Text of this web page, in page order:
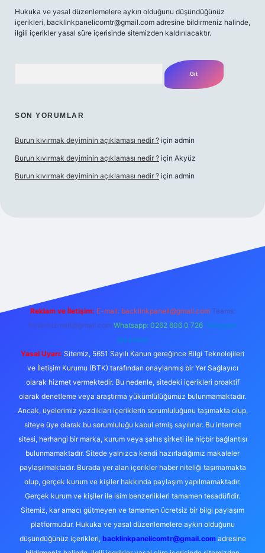
Hukuka ve yasal düzenlemelere aykırı olduğunu düşündüğünüz
içerikleri, backlinkpanelicomtr@gmail.com adresine bildirmeniz halinde,
ilgili içerikler yasal süre içerisinde sitemizden kaldırılacaktır.
SON YORUMLAR
Burun kıvırmak deyiminin açıklaması nedir ? için admin
Burun kıvırmak deyiminin açıklaması nedir ? için Akyüz
Burun kıvırmak deyiminin açıklaması nedir ? için admin
Reklam ve İletişim: E-mail: backlinkpaneli@gmail.com Teams:
forumhizmeti@gmail.com Whatsapp: 0262 606 0 726 Telegram:
@karabul
Yasal Uyarı: Sitemiz, 5651 Sayılı Kanun gereğince Bilgi Teknolojileri
ve İletişim Kurumu (BTK) tarafından onaylanmış bir Yer Sağlayıcı
olarak hizmet vermektedir. Bu nedenle, sitedeki içerikleri proaktif
olarak denetleme veya araştırma yükümlülüğümüz bulunmamaktadır.
Ancak, üyelerimiz yazdıkları içeriklerin sorumluluğunu taşımakta olup,
siteye üye olarak bu sorumluluğu kabul etmiş sayılırlar. Bu internet
sitesi, herhangi bir marka, kurum veya şahıs şirketi ile hiçbir bağlantısı
bulunmamaktadır. Sitede yalnızca kendi hazırladığımız makaleler
paylaşılmaktadır. Burada yer alan içerikler haber niteliği taşımamakta
olup, gerçek kurum ve kişiler hakkında paylaşım yapılmamaktadır.
Gerçek kurum ve kişiler ile isim benzerlikleri tamamen tesadüfidir.
Sitemiz, kar amacı gütmeyen ve tamamen ücretsiz bir bilgi paylaşım
platformudur. Hukuka ve yasal düzenlemelere aykırı olduğunu
düşündüğünüz içerikleri, backlinkpanelicomtr@gmail.comadresine